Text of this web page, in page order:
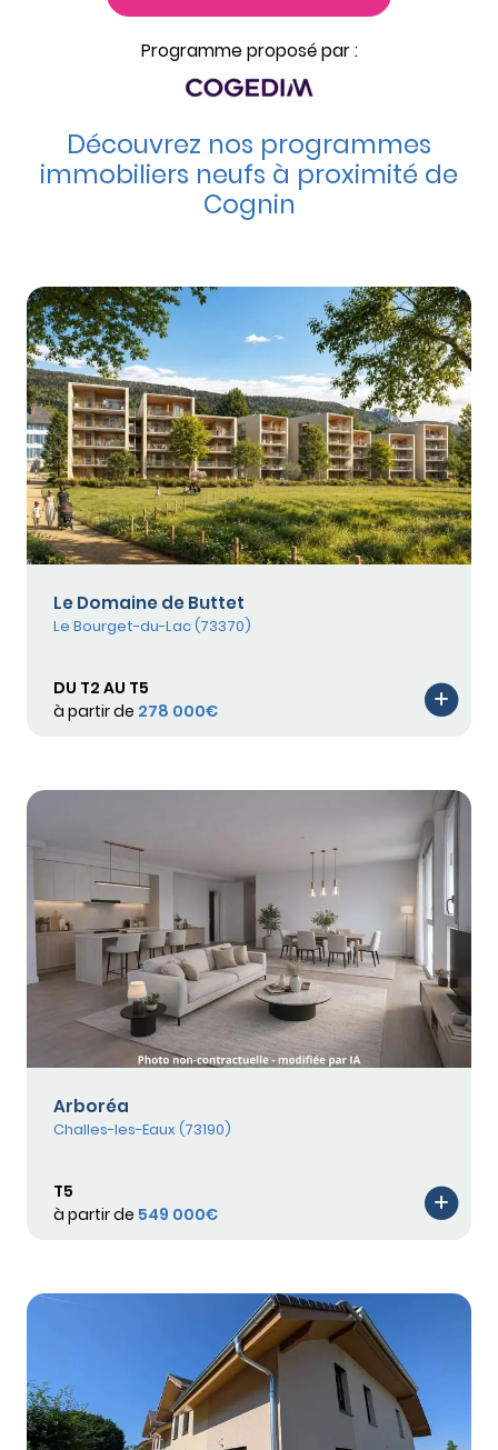
Programme proposé par :
Découvrez nos programmes
immobiliers neufs à proximité de
Cognin
Le Domaine de Buttet
Le Bourget-du-Lac (73370)
DU T2 AU T5
à partir de 278 000€
Arboréa
Challes-les-Eaux (73190)
T5
à partir de 549 000€